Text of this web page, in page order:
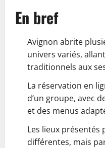
En bref
Avignon abrite
univers variés,
traditionnels aux
La réservation en
d’un groupe, avec
et des menus
Les lieux présentés
différentes, mais